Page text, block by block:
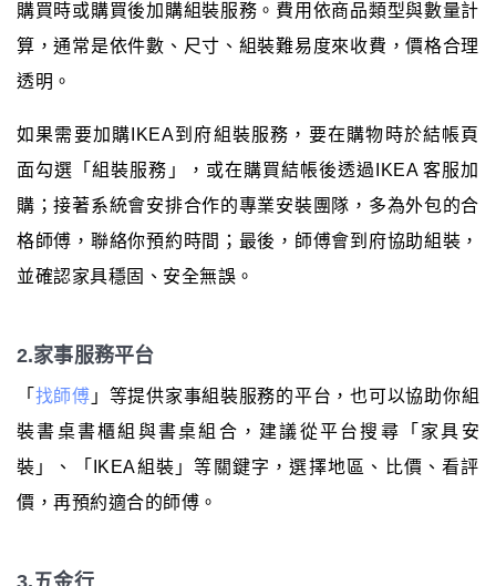
購買時或購買後加購組裝服務。費用依商品類型與數量計
算，通常是依件數、尺寸、組裝難易度來收費，價格合理
透明。
如果需要加購IKEA到府組裝服務，要在購物時於結帳頁
面勾選「組裝服務」，或在購買結帳後透過IKEA 客服加
購；接著系統會安排合作的專業安裝團隊，多為外包的合
格師傅，聯絡你預約時間；最後，師傅會到府協助組裝，
並確認家具穩固、安全無誤。
2.家事服務平台
「 找師傅 」等提供家事組裝服務的平台，也可以協助你組
裝書桌書櫃組與書桌組合，建議從平台搜尋「家具安
裝」、「IKEA組裝」等關鍵字，選擇地區、比價、看評
價，再預約適合的師傅。